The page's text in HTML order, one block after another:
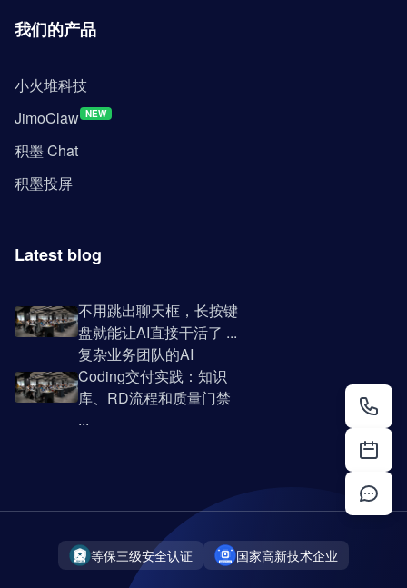
我们的产品
小火堆科技
JimoClaw NEW
积墨 Chat
积墨投屏
Latest blog
不用跳出聊天框，长按键
盘就能让AI直接干活了 ...
复杂业务团队的AI
Coding交付实践：知识
库、RD流程和质量门禁
...
等保三级安全认证 国家高新技术企业